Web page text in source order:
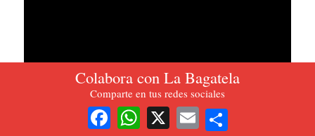
Colabora con La Bagatela
Comparte en tus redes sociales
FacebookWhatsApp
X Email